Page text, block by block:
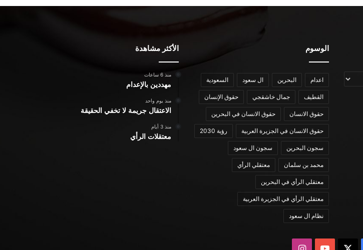
الوسوم
اعدام البحرين ال سعود السعودية
القطيف جمال خاشقجي حقوق الإنسان
حقوق الانسان حقوق الانسان في البحرين
حقوق الانسان في الجزيرة العربية رؤية 2030
سجون البحرين سجون ال سعود
محمد بن سلمان معتقلي الرأي
معتقلي الرأي في البحرين
معتقلي الرأي في الجزيرة العربية
نظام ال سعود
الأكثر مشاهدة
منذ 6 ساعات
مهددين بالإعدام
منذ يوم واحد
الاعتقال جريمة لا تخفي الحقيقة
منذ 3 أيام
معتقلات الرأي
يوتيوبانستقرام